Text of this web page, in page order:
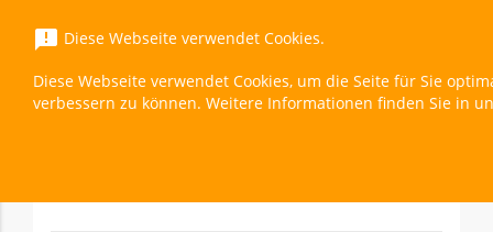
menu
Rights Management Services (RMS) 2025
announcement Diese Webseite verwendet Cookies.
Diese Webseite verwendet Cookies, um die Seite für Sie
verbessern zu können. Weitere Informationen finden Sie in